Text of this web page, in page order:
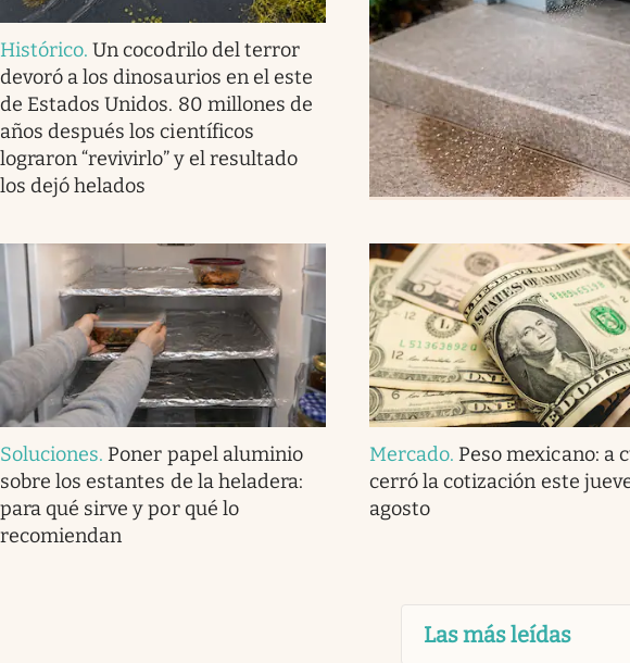
Histórico.Un cocodrilo del terror
devoró a los dinosaurios en el este
de Estados Unidos. 80 millones de
años después los científicos
lograron “revivirlo” y el resultado
los dejó helados
Soluciones. Poner papel aluminio
sobre los estantes de la heladera:
para qué sirve y por qué lo
recomiendan
Mercado. Peso mexicano: a
cerró la cotización este
agosto
Las más leídas